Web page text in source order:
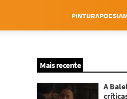
PINTURAPOESIA
Mais recente
A